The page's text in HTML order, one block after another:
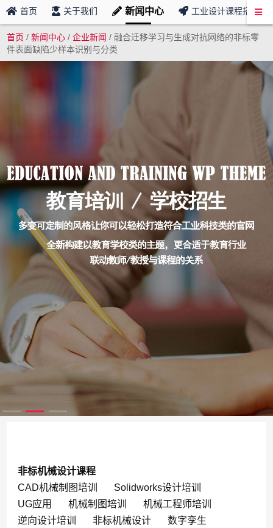
首页 关于我们 新闻中心 工业设计课程招募
首页 /新闻中心 /企业新闻 /融合迁移学习与生成对抗网络的非标零
件表面缺陷少样本识别与分类
非标机械设计课程
CAD机械制图培训
Solidworks设计培训
UG应用
机械制图培训
机械工程师培训
逆向设计培训
非标机械设计 数字孪生